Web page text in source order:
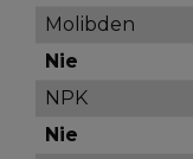
Molibden
Nie
NPK
Nie